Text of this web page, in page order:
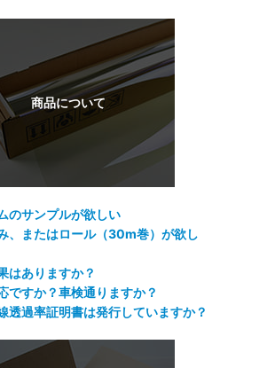
のサンプルが欲しい
、またはロール（30m巻）が欲し
はありますか？
ですか？車検通りますか？
透過率証明書は発行していますか？